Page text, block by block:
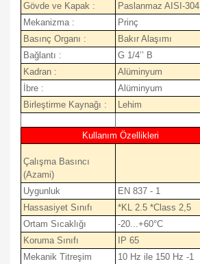
Gövde ve Kapak :
Paslanmaz AISI-304
Mekanizma :
Prinç
Basınç Organı :
Bakır Alaşımı
Bağlantı :
G 1/4’’ B
Kadran :
Alüminyum
İbre :
Alüminyum
Birleştirme Kaynağı :
Lehim
Kullanım Özellikleri
Çalışma Basıncı
(Azami)
Uygunluk
EN 837 - 1
Hassasiyet Sınıfı
*KL 2.5 *Class 2,5
Ortam Sıcaklığı
-20...+60°C
Koruma Sınıfı
IP 65
Mekanik Titreşim
10 Hz ile 150 Hz -1